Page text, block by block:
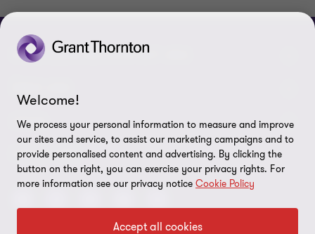
VERBINDEN SIE SICH MIT UNS
Unsere Experten
Unsere Büros
Verfügbare Positionen
Grant Thornton in der Tschechischen Republik
Grant Thornton weltweit
Pressemitteilung
LEGAL
Rechtliche Hinweise
Datenschutz
Imprint
FOLGE UNS
Welcome!
We process your personal information to measure and improve
our sites and service, to assist our marketing campaigns and to
provide personalised content and advertising. By clicking the
button on the right, you can exercise your privacy rights. For
more information see our privacy notice Cookie Policy
Accept all cookies